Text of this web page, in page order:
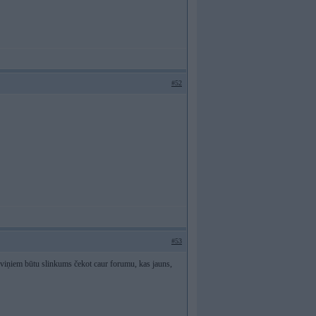
#52
#53
būtu slinkums čekot caur forumu, kas jauns,